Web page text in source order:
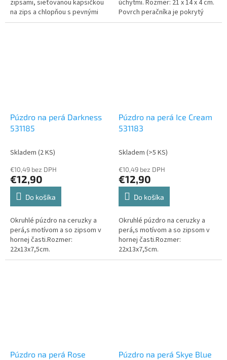
zipsami, sieťovanou kapsičkou
na zips a chlopňou s pevnými
pútkami po oboch stranách. Pod
úchytmi. Rozmer: 21 x 14 x 4 cm.
Povrch peračníka je pokrytý
textíliou.
Púzdro na perá Darkness
531185
Skladem (2 KS)
€10,49 bez DPH
€12,90
Do košíka
Okruhlé púzdro na ceruzky a
perá,s motívom a so zipsom v
hornej časti.Rozmer:
22x13x7,5cm.
Púzdro na perá Ice Cream
531183
Skladem (>5 KS)
€10,49 bez DPH
€12,90
Do košíka
Okruhlé púzdro na ceruzky a
perá,s motívom a so zipsom v
hornej časti.Rozmer:
22x13x7,5cm.
Púzdro na perá Rose
Púzdro na perá Skye Blue